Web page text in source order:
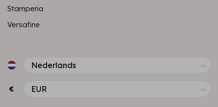
Stamperia
Versafine
€